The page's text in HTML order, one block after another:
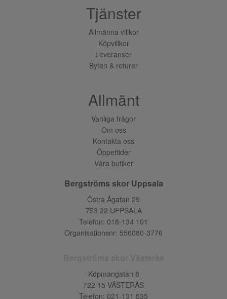
Tjänster
Allmänna villkor
Köpvillkor
Leveranser
Byten & returer
Allmänt
Vanliga frågor
Om oss
Kontakta oss
Öppettider
Våra butiker
Bergströms skor Uppsala
Östra Ågatan 29
753 22 UPPSALA
Telefon: 018-134 101
Organisationsnr: 556080-3776
Köpmangatan 8
722 15 VÄSTERÅS
Telefon: 021-131 535